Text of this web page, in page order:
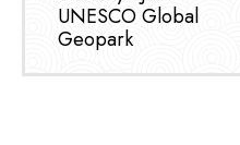
UNESCO Global
Geopark